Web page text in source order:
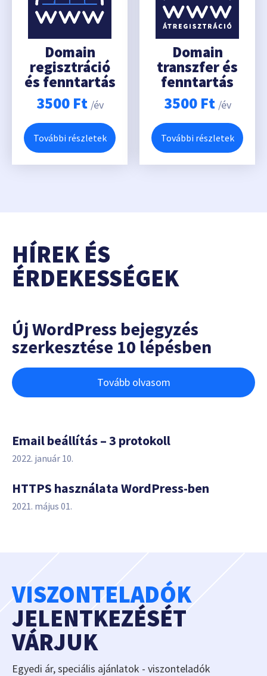
Domain
regisztráció
és fenntartás
3500 Ft /év
További részletek
Domain
transzfer és
fenntartás
3500 Ft /év
További részletek
HÍREK ÉS
ÉRDEKESSÉGEK
Új WordPress bejegyzés
szerkesztése 10 lépésben
Tovább olvasom
Email beállítás – 3 protokoll
2022. január 10.
HTTPS használata WordPress-ben
2021. május 01.
VISZONTELADÓK
JELENTKEZÉSÉT
VÁRJUK
Egyedi ár, speciális ajánlatok - viszonteladók